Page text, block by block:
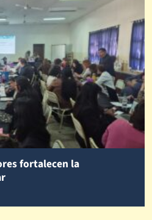
fortalecen la